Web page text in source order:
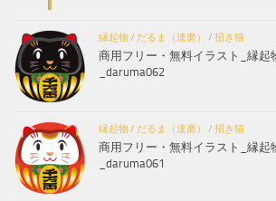
縁起物/ だるま（達磨） / 招き猫
商用フリー・無料イラスト_縁起
_daruma062
縁起物/ だるま（達磨） / 招き猫
商用フリー・無料イラスト_縁起
_daruma061